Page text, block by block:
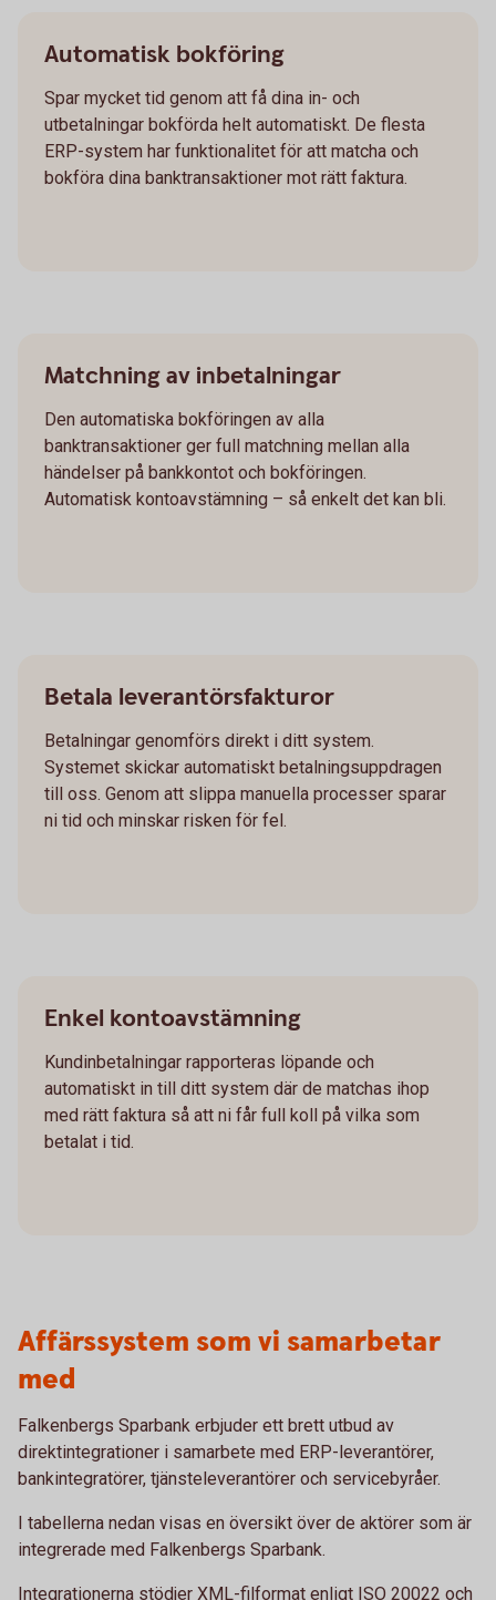
Automatisk bokföring
Spar mycket tid genom att få dina in- och
utbetalningar bokförda helt automatiskt. De flesta
ERP-system har funktionalitet för att matcha och
bokföra dina banktransaktioner mot rätt faktura.
Matchning av inbetalningar
Den automatiska bokföringen av alla
banktransaktioner ger full matchning mellan alla
händelser på bankkontot och bokföringen.
Automatisk kontoavstämning – så enkelt det kan bli.
Betala leverantörsfakturor
Betalningar genomförs direkt i ditt system.
Systemet skickar automatiskt betalningsuppdragen
till oss. Genom att slippa manuella processer sparar
ni tid och minskar risken för fel.
Enkel kontoavstämning
Kundinbetalningar rapporteras löpande och
automatiskt in till ditt system där de matchas ihop
med rätt faktura så att ni får full koll på vilka som
betalat i tid.
Affärssystem som vi samarbetar
med
Falkenbergs Sparbank erbjuder ett brett utbud av
direktintegrationer i samarbete med ERP-leverantörer,
bankintegratörer, tjänsteleverantörer och servicebyråer.
I tabellerna nedan visas en översikt över de aktörer som är
integrerade med Falkenbergs Sparbank.
Integrationerna stödjer XML-filformat enligt ISO 20022 och